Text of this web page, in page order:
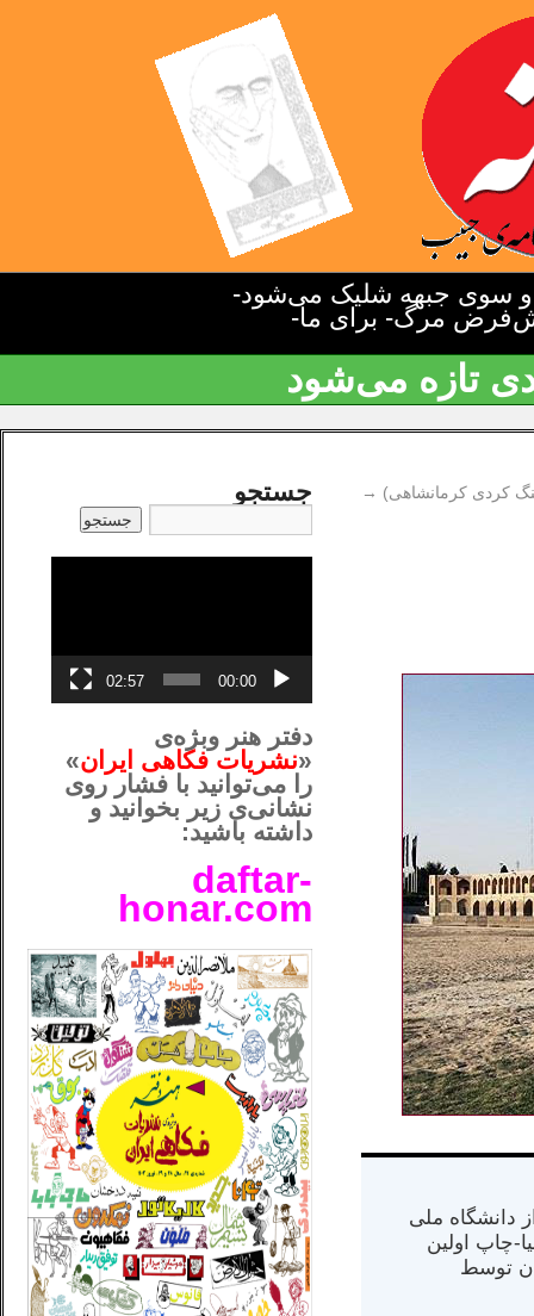
سوی جبهه شلیک می‌شود-
مرگ- برای ما-
تازه می‌شود
کردی کرمانشاهی) →
از دانشگاه ملی
در کالیفرنیا-چاپ اولین
در سال ۱۳۸۴ در ایران توسط
جستجو
00:00
02:57
دفتر هنر وبژه‌ی
«نشریات فکاهی ایران»
را می‌توانید با فشار روی
نشانی‌ی زیر بخوانید و
داشته باشید:
daftar-
honar.com